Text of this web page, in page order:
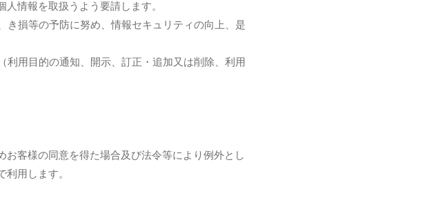
情報を取扱うよう要請します。
損等の予防に努め、情報セキュリティの向上、是
用目的の通知、開示、訂正・追加又は削除、利用
客様の同意を得た場合及び法令等により例外とし
用します。